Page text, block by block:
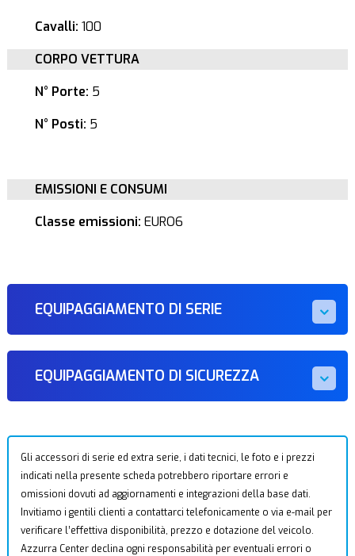
Cavalli: 100
CORPO VETTURA
N° Porte: 5
N° Posti: 5
EMISSIONI E CONSUMI
Classe emissioni: EURO6
EQUIPAGGIAMENTO DI SERIE
EQUIPAGGIAMENTO DI SICUREZZA
Gli accessori di serie ed extra serie, i dati tecnici, le foto e i prezzi
indicati nella presente scheda potrebbero riportare errori e
omissioni dovuti ad aggiornamenti e integrazioni della base dati.
Invitiamo i gentili clienti a contattarci telefonicamente o via e-mail per
verificare l’effettiva disponibilità, prezzo e dotazione del veicolo.
Azzurra Center declina ogni responsabilità per eventuali errori o